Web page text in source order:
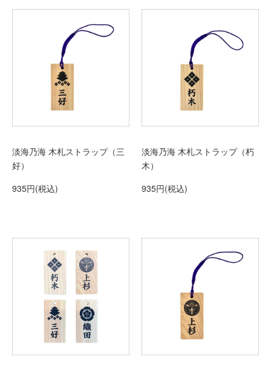
淡海乃海 木札ストラップ（三
好）
935円(税込)
淡海乃海 木札ストラップ（朽
木）
935円(税込)